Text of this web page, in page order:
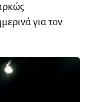
για τον